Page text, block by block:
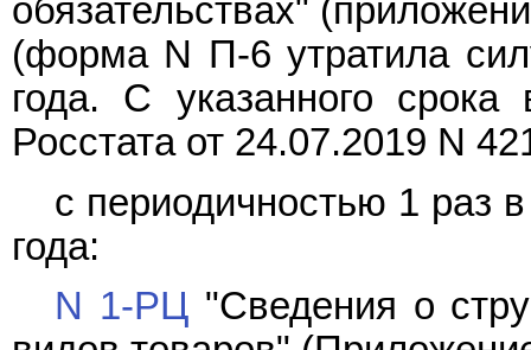
обязательствах"
(форма N П-6 утратила
года. С указанного
Росстата от 24.07.2019 N
с периодичностью 1 раз
года:
N 1-РЦ"Сведения о